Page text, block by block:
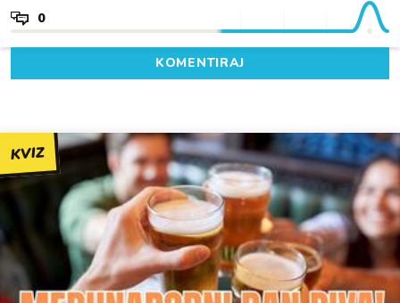
0
KOMENTIRAJ
KVIZ